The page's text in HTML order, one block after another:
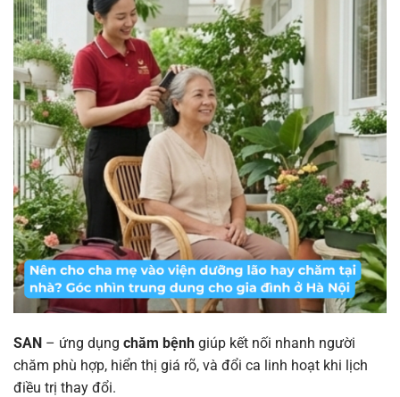
SAN – ứng dụng chăm bệnh giúp kết nối nhanh người
chăm phù hợp, hiển thị giá rõ, và đổi ca linh hoạt khi lịch
điều trị thay đổi.